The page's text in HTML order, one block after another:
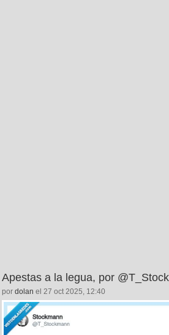
Apestas a la legua, por
por dolan el 27 oct 2025, 12:40